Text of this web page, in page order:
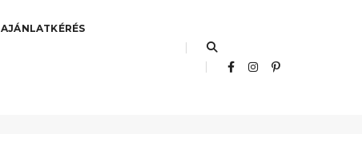
AJÁNLATKÉRÉS